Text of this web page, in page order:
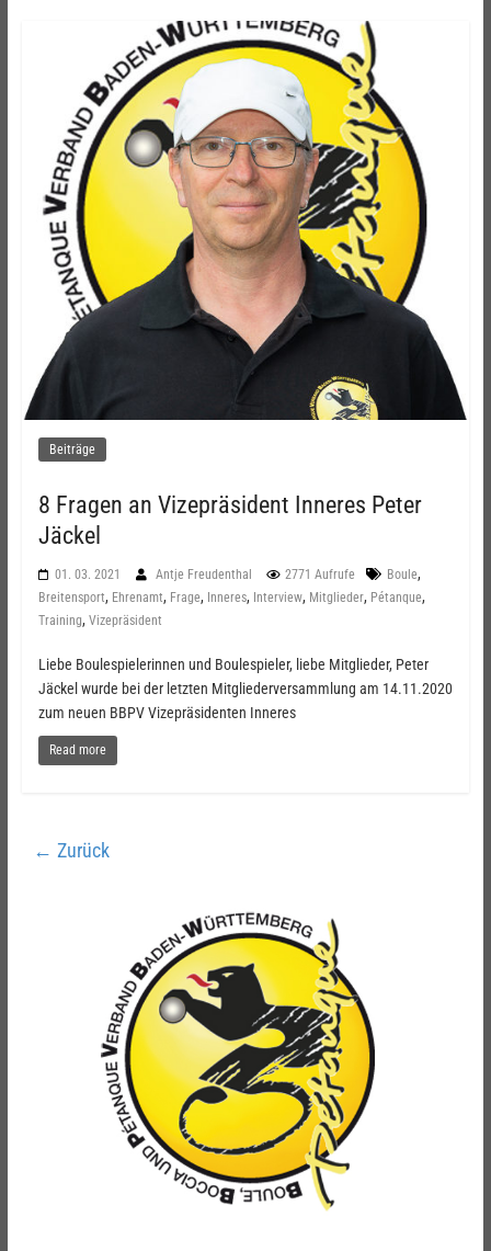
Beiträge
8 Fragen an Vizepräsident Inneres Peter
Jäckel
01. 03. 2021 Antje Freudenthal 2771 Aufrufe Boule,
Breitensport, Ehrenamt, Frage, Inneres, Interview, Mitglieder, Pétanque,
Training, Vizepräsident
Liebe Boulespielerinnen und Boulespieler, liebe Mitglieder, Peter
Jäckel wurde bei der letzten Mitgliederversammlung am 14.11.2020
zum neuen BBPV Vizepräsidenten Inneres
Read more
← Zurück